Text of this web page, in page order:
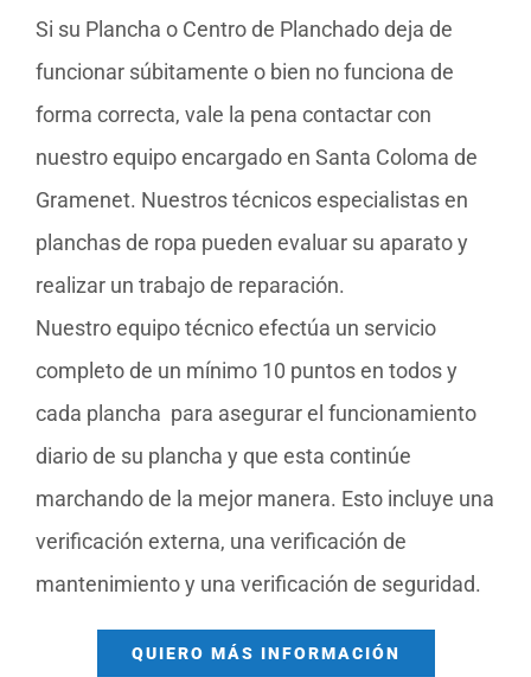
Si su Plancha o Centro de Planchado deja de
funcionar súbitamente o bien no funciona de
forma correcta, vale la pena contactar con
nuestro equipo encargado en Santa Coloma de
Gramenet. Nuestros técnicos especialistas en
planchas de ropa pueden evaluar su aparato y
realizar un trabajo de reparación.
Nuestro equipo técnico efectúa un servicio
completo de un mínimo 10 puntos en todos y
cada plancha para asegurar el funcionamiento
diario de su plancha y que esta continúe
marchando de la mejor manera. Esto incluye una
verificación externa, una verificación de
mantenimiento y una verificación de seguridad.
QUIERO MÁS INFORMACIÓN